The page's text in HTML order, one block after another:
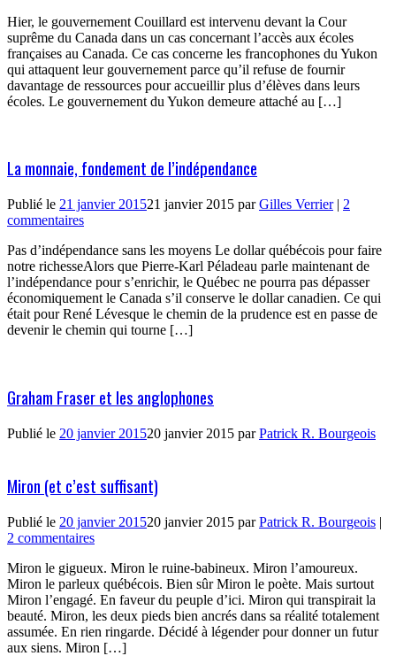
Hier, le gouvernement Couillard est intervenu devant la Cour
suprême du Canada dans un cas concernant l’accès aux écoles
françaises au Canada. Ce cas concerne les francophones du Yukon
qui attaquent leur gouvernement parce qu’il refuse de fournir
davantage de ressources pour accueillir plus d’élèves dans leurs
écoles. Le gouvernement du Yukon demeure attaché au […]
La monnaie, fondement de l’indépendance
Publié le 21 janvier 201521 janvier 2015 parGilles Verrier| 2
commentaires
Pas d’indépendance sans les moyens Le dollar québécois pour faire
notre richesseAlors que Pierre-Karl Péladeau parle maintenant de
l’indépendance pour s’enrichir, le Québec ne pourra pas dépasser
économiquement le Canada s’il conserve le dollar canadien. Ce qui
était pour René Lévesque le chemin de la prudence est en passe de
devenir le chemin qui tourne […]
Graham Fraser et les anglophones
Publié le 20 janvier 201520 janvier 2015 parPatrick R. Bourgeois
Miron (et c’est suffisant)
Publié le 20 janvier 201520 janvier 2015 parPatrick R. Bourgeois |
2 commentaires
Miron le gigueux. Miron le ruine-babineux. Miron l’amoureux.
Miron le parleux québécois. Bien sûr Miron le poète. Mais surtout
Miron l’engagé. En faveur du peuple d’ici. Miron qui transpirait la
beauté. Miron, les deux pieds bien ancrés dans sa réalité totalement
assumée. En rien ringarde. Décidé à légender pour donner un futur
aux siens. Miron […]